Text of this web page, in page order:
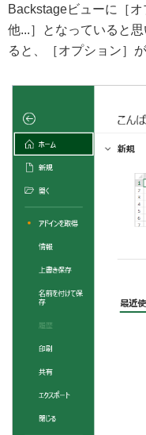
Backstageビューに［
他...］となっていると
ると、［オプション］